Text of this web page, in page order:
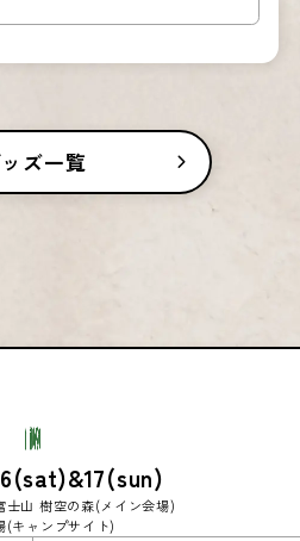
ズ一覧
士山 樹空の森(メイン会場)
(キャンプサイト)